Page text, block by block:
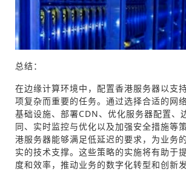
总结：
在边缘计算环境中，配置香港服务器以支
项复杂而重要的任务。通过选择合适的网
基础设施、部署CDN、优化服务器配置、
同、实时监控与优化以及加强安全措施等
港服务器能够满足低延迟的要求，为业务
实的技术支撑。这些策略的实施将有助于
度和效率，推动业务的数字化转型和创新发